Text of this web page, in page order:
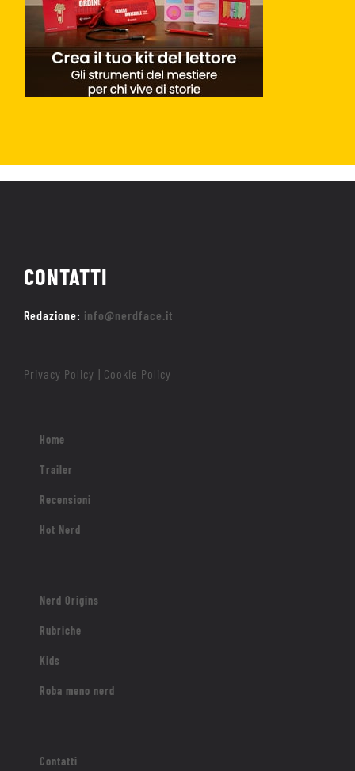
CONTATTI
Redazione: info@nerdface.it
Privacy Policy Cookie Policy
Home
Trailer
Recensioni
Hot Nerd
Nerd Origins
Rubriche
Kids
Roba meno nerd
Contatti